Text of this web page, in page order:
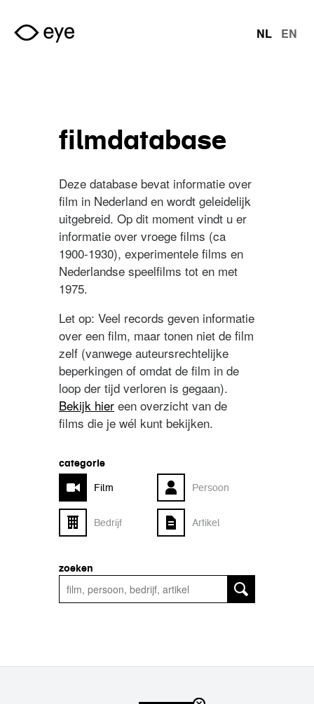
Overslaan en naar de inhoud gaan
talen
NL EN
filmdatabase
Deze database bevat informatie over
film in Nederland en wordt geleidelijk
uitgebreid. Op dit moment vindt u er
informatie over vroege films (ca
1900-1930), experimentele films en
Nederlandse speelfilms tot en met
1975.
Let op: Veel records geven informatie
over een film, maar tonen niet de film
zelf (vanwege auteursrechtelijke
beperkingen of omdat de film in de
loop der tijd verloren is gegaan).
Bekijk hier een overzicht van de
films die je wél kunt bekijken.
categorie
Film
Persoon
Bedrijf Artikel
zoeken